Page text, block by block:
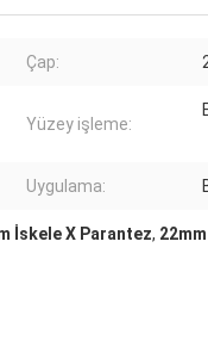
Çap:
Yüzey işleme:
Uygulama:
İskele X Parantez,